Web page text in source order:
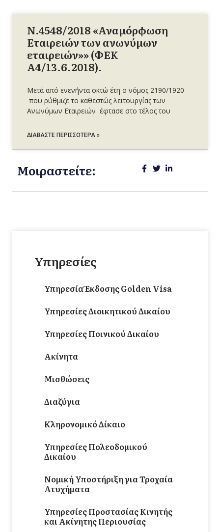
Ν.4548/2018 «Αναμόρφωση
Εταιρειών των ανωνύμων
εταιρειών»» (ΦΕΚ
Α΄4/13.6.2018).
Μετά από ενενήντα οκτώ έτη ο νόμος 2190/1920
που ρύθμιζε το καθεστώς λειτουργίας των
Ανωνύμων Εταιρειών έφτασε στο τέλος του
ΔΙΑΒΆΣΤΕ ΠΕΡΙΣΣΌΤΕΡΑ »
Μοιραστείτε:
Υπηρεσίες
Υπηρεσία Έκδοσης Golden Visa
Υπηρεσίες Διοικητικού Δικαίου
Υπηρεσίες Ποινικού Δικαίου
Ακίνητα
Μισθώσεις
Διαζύγια
Κληρονομικό Δίκαιο
Υπηρεσίες Πολεοδομικού
Δικαίου
Νομική Υποστήριξη για Τροχαία
Ατυχήματα
Υπηρεσίες Προστασίας Κινητής
και Ακίνητης Περιουσίας